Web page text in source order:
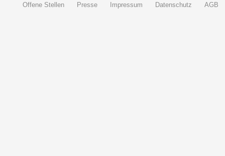
Offene Stellen Presse Impressum Datenschutz AGB